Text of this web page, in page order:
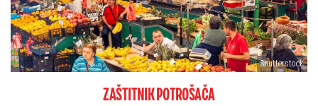
Shutterstock
ZAŠTITNIK POTROŠAČA